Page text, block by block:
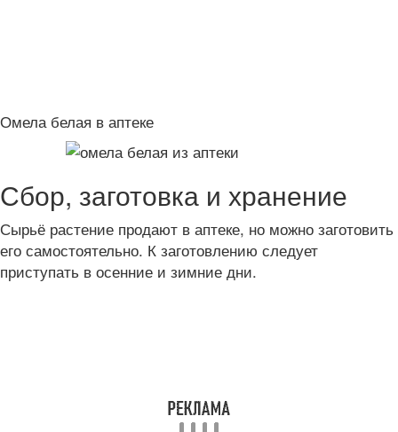
Омела белая в аптеке
Сбор, заготовка и хранение
Сырьё растение продают в аптеке, но можно заготовить
его самостоятельно. К заготовлению следует
приступать в осенние и зимние дни.